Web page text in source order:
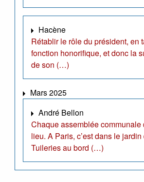
Hacène
Rétablir le rôle du président, en
fonction honorifique, et donc la
de son (…)
Mars 2025
André Bellon
Chaque assemblée communale
lieu. A Paris, c’est dans le jardin
Tuileries au bord (…)